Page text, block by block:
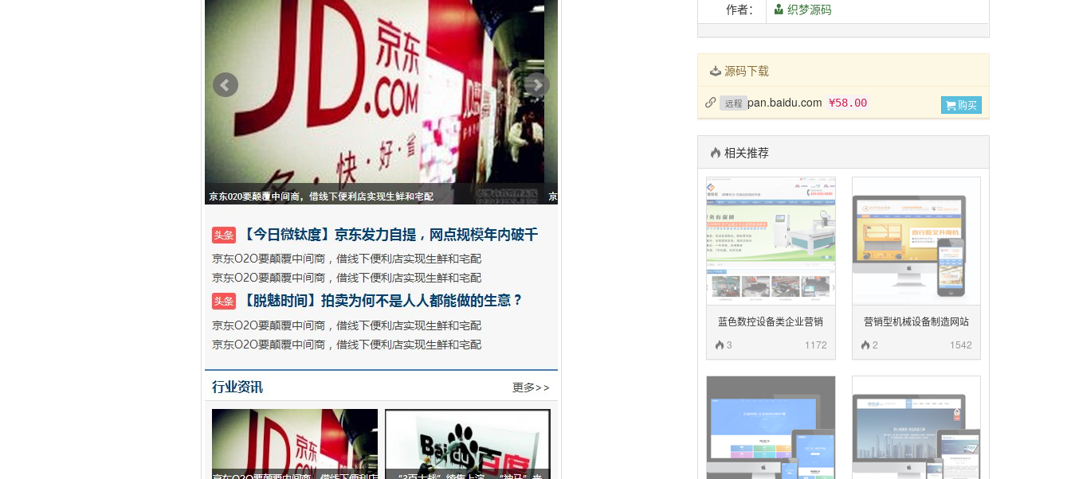
作者：
织梦源码
源码下载
购买
远程 pan.baidu.com ¥58.00
相关推荐
蓝色数控设备类企业营销
3 1172
营销型机械设备制造网站
2 1542